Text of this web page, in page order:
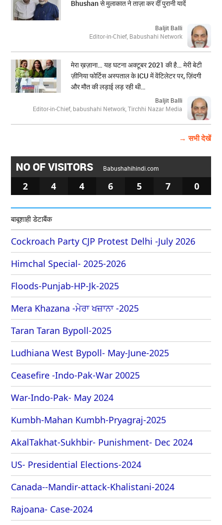
Bhushan से मुलाकात ने ताज़ा कर दीं पुरानी यादें
Baljit Balli
Editor-in-Chief, Babushahi Network
मेरा ख़ज़ाना… यह घटना अक्टूबर 2021 की है… मेरी बेटी
ज़ीनिया फोर्टिस अस्पताल के ICU में वेंटिलेटर पर, ज़िंदगी
और मौत की लड़ाई लड़ रही थी…
Baljit Balli
Editor-in-Chief, babushahi Network, Tirchhi Nazar Media
→ सभी देखें
NO OF VISITORS Babushahihindi.com
2 4 4 6 5 7 0
बाबूशाही डेटाबैंक
Cockroach Party CJP Protest Delhi -July 2026
Himchal Special- 2025-2026
Floods-Punjab-HP-Jk-2025
Mera Khazana -ਮੇਰਾ ਖਜ਼ਾਨਾ -2025
Taran Taran Bypoll-2025
Ludhiana West Bypoll- May-June-2025
Ceasefire -Indo-Pak-War 20025
War-Indo-Pak- May 2024
Kumbh-Mahan Kumbh-Pryagraj-2025
AkalTakhat-Sukhbir- Punishment- Dec 2024
US- Presidential Elections-2024
Canada--Mandir-attack-Khalistani-2024
Rajoana- Case-2024